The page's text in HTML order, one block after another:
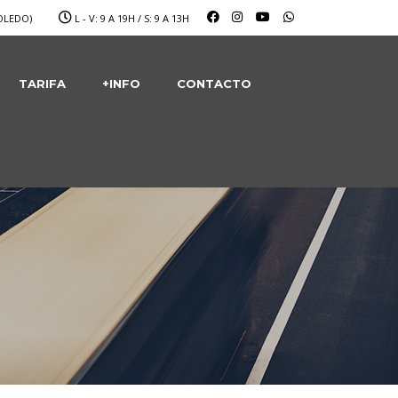
L - V: 9 A 19H / S: 9 A 13H
TARIFA +INFO CONTACTO